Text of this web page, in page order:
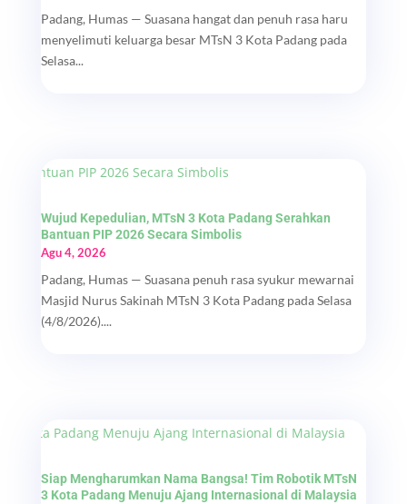
Padang, Humas — Suasana hangat dan penuh rasa haru
menyelimuti keluarga besar MTsN 3 Kota Padang pada
Selasa...
Wujud Kepedulian, MTsN 3 Kota Padang Serahkan
Bantuan PIP 2026 Secara Simbolis
Agu 4, 2026
Padang, Humas — Suasana penuh rasa syukur mewarnai
Masjid Nurus Sakinah MTsN 3 Kota Padang pada Selasa
(4/8/2026)....
Siap Mengharumkan Nama Bangsa! Tim Robotik MTsN
3 Kota Padang Menuju Ajang Internasional di Malaysia